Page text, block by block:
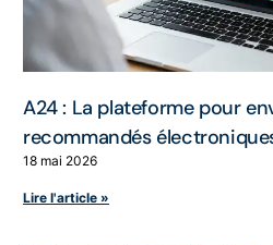
A24 : La plateforme pour
recommandés
18 mai 2026
Lire l'article »